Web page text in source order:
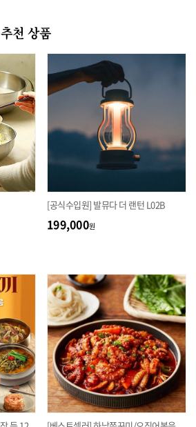
천 상품
[공식수입원] 발뮤다 더 랜턴 L02B
199,000원